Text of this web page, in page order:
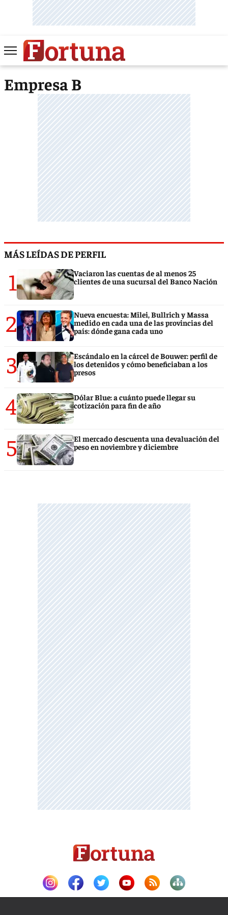
Empresa B
MÁS LEÍDAS DE PERFIL
1
Vaciaron las cuentas de al menos 25
clientes de una sucursal del Banco Nación
2
Nueva encuesta: Milei, Bullrich y Massa
medido en cada una de las provincias del
país: dónde gana cada uno
3
Escándalo en la cárcel de Bouwer: perfil de
los detenidos y cómo beneficiaban a los
presos
4
Dólar Blue: a cuánto puede llegar su
cotización para fin de año
5
El mercado descuenta una devaluación del
peso en noviembre y diciembre